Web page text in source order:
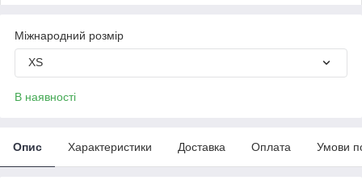
Міжнародний розмір
XS
В наявності
Опис Характеристики Доставка Оплата Умови